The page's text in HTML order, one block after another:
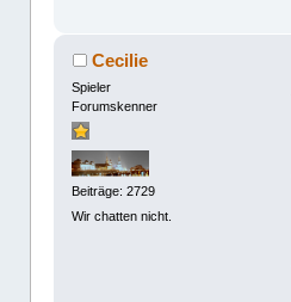
Cecilie
Spieler
Forumskenner
Beiträge: 2729
Wir chatten nicht.